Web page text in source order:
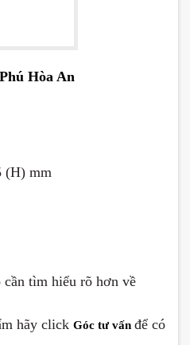
Hòa An
(H) mm
cần tìm hiểu rõ hơn về
hãy click Góc tư vấn để có